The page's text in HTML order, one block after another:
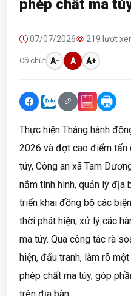
phép chất ma
07/07/2026 219 lượt
Cỡ chữ: A- A A+
Thực hiện Tháng hành
2026 và đợt cao điểm tấn
túy, Công an xã Tam
nắm tình hình, quản lý địa
triển khai đồng bộ các
thời phát hiện, xử lý các
ma túy. Qua công tác rà
hiện, đấu tranh, làm rõ
phép chất ma túy, góp